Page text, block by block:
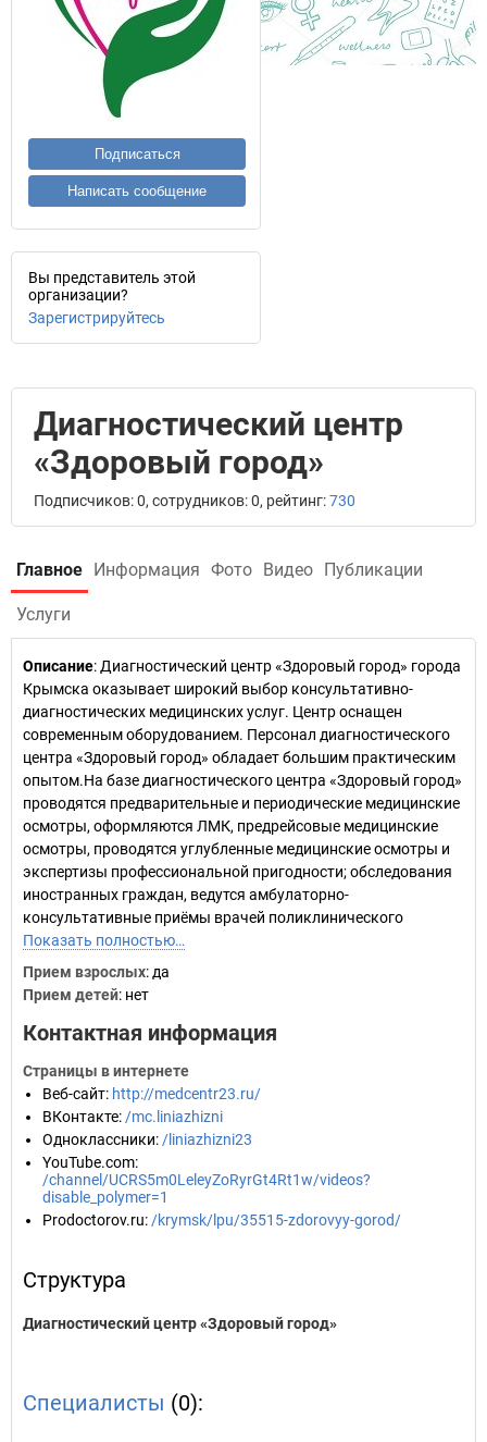
Подписаться
Написать сообщение
Вы представитель этой
организации?
Зарегистрируйтесь
Диагностический центр
«Здоровый город»
Подписчиков: 0, сотрудников: 0, рейтинг:730
Главное Информация Фото Видео Публикации
Услуги
Описание: Диагностический центр «Здоровый город» города
Крымска оказывает широкий выбор консультативно-
диагностических медицинских услуг. Центр оснащен
современным оборудованием. Персонал диагностического
центра «Здоровый город» обладает большим практическим
опытом.На базе диагностического центра «Здоровый город»
проводятся предварительные и периодические медицинские
осмотры, оформляются ЛМК, предрейсовые медицинские
осмотры, проводятся углубленные медицинские осмотры и
экспертизы профессиональной пригодности; обследования
иностранных граждан, ведутся амбулаторно-
консультативные приёмы врачей поликлинического
Показать полностью…
Прием взрослых: да
Прием детей: нет
Контактная информация
Страницы в интернете
Веб-сайт: http://medcentr23.ru/
ВКонтакте: /mc.liniazhizni
Одноклассники: /liniazhizni23
YouTube.com:
/channel/UCRS5m0LeleyZoRyrGt4Rt1w/videos?
disable_polymer=1
Prodoctorov.ru: /krymsk/lpu/35515-zdorovyy-gorod/
Структура
Диагностический центр «Здоровый город»
Специалисты (0):